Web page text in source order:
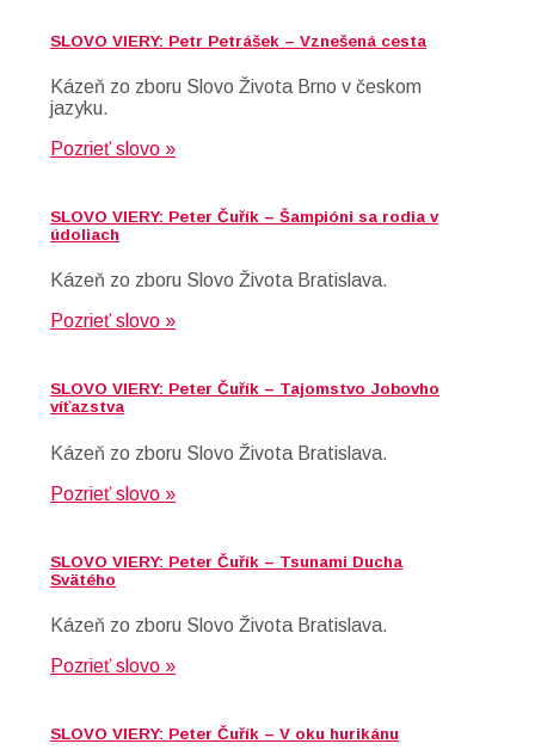
SLOVO VIERY: Petr Petrášek – Vznešená cesta
Kázeň zo zboru Slovo Života Brno v českom
jazyku.
Pozrieť slovo »
SLOVO VIERY: Peter Čuřík – Šampióni sa rodia v
údoliach
Kázeň zo zboru Slovo Života Bratislava.
Pozrieť slovo »
SLOVO VIERY: Peter Čuřík – Tajomstvo Jobovho
víťazstva
Kázeň zo zboru Slovo Života Bratislava.
Pozrieť slovo »
SLOVO VIERY: Peter Čuřík – Tsunami Ducha
Svätého
Kázeň zo zboru Slovo Života Bratislava.
Pozrieť slovo »
SLOVO VIERY: Peter Čuřík – V oku hurikánu